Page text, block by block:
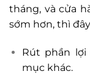
tháng, và cửa
sớm hơn, thì
Rút phần
mục khác.